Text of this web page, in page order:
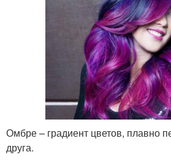
Омбре – градиент цветов, плавно
друга.